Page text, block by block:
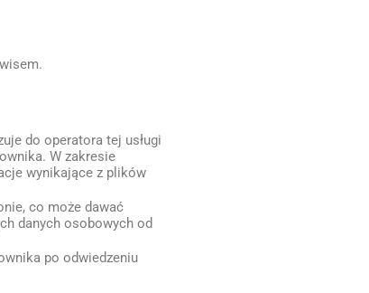
do operatora tej usługi
W zakresie
wynikające z plików
co może dawać
danych osobowych od
po odwiedzeniu